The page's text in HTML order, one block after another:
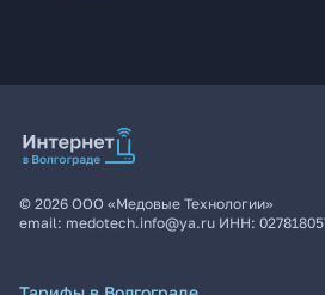
© 2026 ООО «Медовые Технологии»
email: medotech.info@ya.ru ИНН: